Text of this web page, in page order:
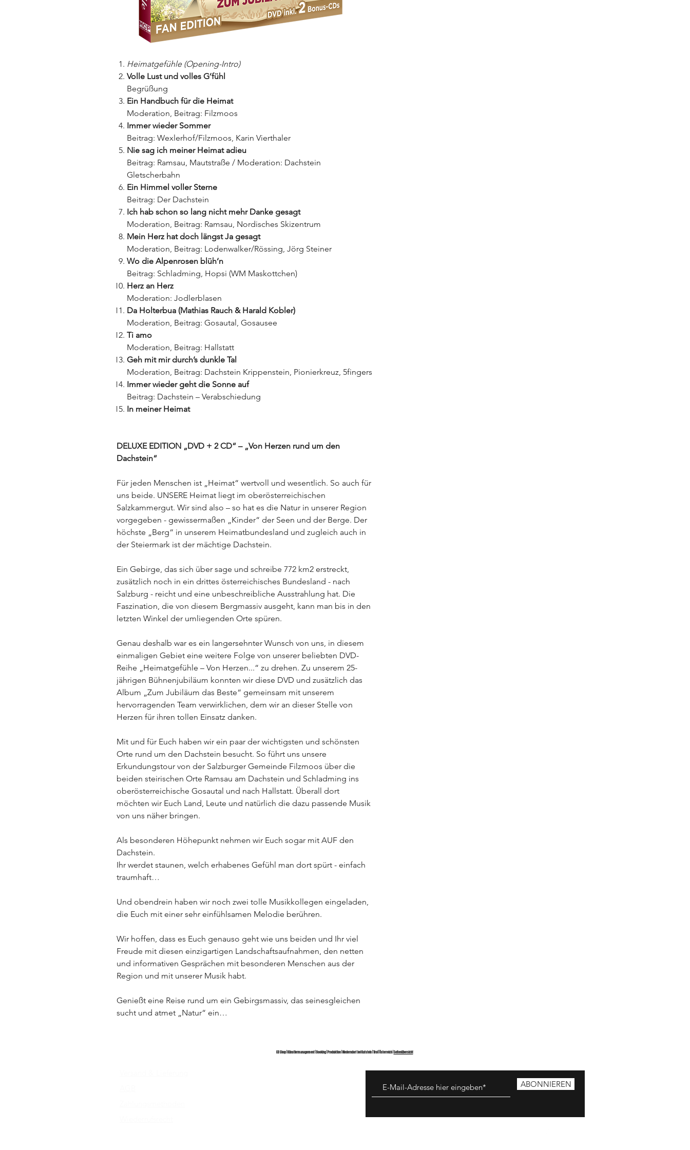
Heimatgefühle (Opening-Intro)
Volle Lust und volles G’fühl
Begrüßung
Ein Handbuch für die Heimat
Moderation, Beitrag: Filzmoos
Immer wieder Sommer
Beitrag: Wexlerhof/Filzmoos, Karin Vierthaler
Nie sag ich meiner Heimat adieu
Beitrag: Ramsau, Mautstraße / Moderation: Dachstein
Gletscherbahn
Ein Himmel voller Sterne
Beitrag: Der Dachstein
Ich hab schon so lang nicht mehr Danke gesagt
Moderation, Beitrag: Ramsau, Nordisches Skizentrum
Mein Herz hat doch längst Ja gesagt
Moderation, Beitrag: Lodenwalker/Rössing, Jörg Steiner
Wo die Alpenrosen blüh‘n
Beitrag: Schladming, Hopsi (WM Maskottchen)
Herz an Herz
Moderation: Jodlerblasen
Da Holterbua (Mathias Rauch & Harald Kobler)
Moderation, Beitrag: Gosautal, Gosausee
Ti amo
Moderation, Beitrag: Hallstatt
Geh mit mir durch’s dunkle Tal
Moderation, Beitrag: Dachstein Krippenstein, Pionierkreuz, 5fingers
Immer wieder geht die Sonne auf
Beitrag: Dachstein – Verabschiedung
In meiner Heimat
DELUXE EDITION „DVD + 2 CD“ – „Von Herzen rund um den
Dachstein“
Für jeden Menschen ist „Heimat“ wertvoll und wesentlich. So auch für
uns beide. UNSERE Heimat liegt im oberösterreichischen
Salzkammergut. Wir sind also – so hat es die Natur in unserer Region
vorgegeben - gewissermaßen „Kinder“ der Seen und der Berge. Der
höchste „Berg“ in unserem Heimatbundesland und zugleich auch in
der Steiermark ist der mächtige Dachstein.
Ein Gebirge, das sich über sage und schreibe 772 km2 erstreckt,
zusätzlich noch in ein drittes österreichisches Bundesland - nach
Salzburg - reicht und eine unbeschreibliche Ausstrahlung hat. Die
Faszination, die von diesem Bergmassiv ausgeht, kann man bis in den
letzten Winkel der umliegenden Orte spüren.
Genau deshalb war es ein langersehnter Wunsch von uns, in diesem
einmaligen Gebiet eine weitere Folge von unserer beliebten DVD-
Reihe „Heimatgefühle – Von Herzen...“ zu drehen. Zu unserem 25-
jährigen Bühnenjubiläum konnten wir diese DVD und zusätzlich das
Album „Zum Jubiläum das Beste“ gemeinsam mit unserem
hervorragenden Team verwirklichen, dem wir an dieser Stelle von
Herzen für ihren tollen Einsatz danken.
Mit und für Euch haben wir ein paar der wichtigsten und schönsten
Orte rund um den Dachstein besucht. So führt uns unsere
Erkundungstour von der Salzburger Gemeinde Filzmoos über die
beiden steirischen Orte Ramsau am Dachstein und Schladming ins
oberösterreichische Gosautal und nach Hallstatt. Überall dort
möchten wir Euch Land, Leute und natürlich die dazu passende Musik
von uns näher bringen.
Als besonderen Höhepunkt nehmen wir Euch sogar mit AUF den
Dachstein.
Ihr werdet staunen, welch erhabenes Gefühl man dort spürt - einfach
traumhaft…
Und obendrein haben wir noch zwei tolle Musikkollegen eingeladen,
die Euch mit einer sehr einfühlsamen Melodie berühren.
Wir hoffen, dass es Euch genauso geht wie uns beiden und Ihr viel
Freude mit diesen einzigartigen Landschaftsaufnahmen, den netten
und informativen Gesprächen mit besonderen Menschen aus der
Region und mit unserer Musik habt.
Genießt eine Reise rund um ein Gebirgsmassiv, das seinesgleichen
sucht und atmet „Natur“ ein…
CD Shop | Künstlermanagement | Booking | Produktion | Niederndorf bei Kufstein | Tirol | Österreich | Seitenübersicht
ABONNIEREN